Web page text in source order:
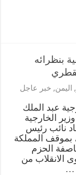
بنظرائه
, اليمن, خبر عاجل
عبد الملك
الخارجية
نائب رئيس
بموقف المملكة
الحزم
الانقلاب من
…